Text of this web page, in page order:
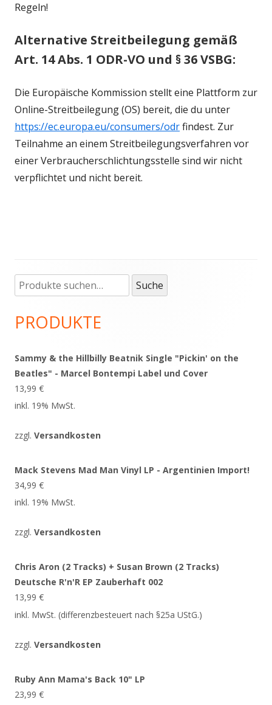
Regeln!
Alternative Streitbeilegung gemäß
Art. 14 Abs. 1 ODR-VO und § 36 VSBG:
Die Europäische Kommission stellt eine Plattform zur
Online-Streitbeilegung (OS) bereit, die du unter
https://ec.europa.eu/consumers/odrfindest. Zur
Teilnahme an einem Streitbeilegungsverfahren vor
einer Verbraucherschlichtungsstelle sind wir nicht
verpflichtet und nicht bereit.
Haupt-
Seitenleiste
Suche
nach:
Suche
PRODUKTE
Sammy & the Hillbilly Beatnik Single "Pickin' on the
Beatles" - Marcel Bontempi Label und Cover
13,99 €
inkl. 19% MwSt.
zzgl. Versandkosten
Mack Stevens Mad Man Vinyl LP - Argentinien Import!
34,99 €
inkl. 19% MwSt.
zzgl. Versandkosten
Chris Aron (2 Tracks) + Susan Brown (2 Tracks)
Deutsche R'n'R EP Zauberhaft 002
13,99 €
inkl. MwSt. (differenzbesteuert nach §25a UStG.)
zzgl. Versandkosten
Ruby Ann Mama's Back 10" LP
23,99 €